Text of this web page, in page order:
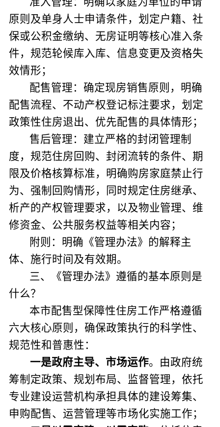
原则及单身人士申请条件，划定户籍、社
保或公积金缴纳、 无房证明等核心准入条
件，规范轮候库入库、信息变更及资格失
效情形；
配售管理：确定现房销售原则，明确
配售流程、不动产权登记标注要求，划定
政策性住房退出、优先配售的具体情形；
售后管理：建立严格的封闭管理制
度，规范住房回购、封闭流转的条件、期
限及价格核算标准，明确购房家庭禁止行
为、强制回购情形，同时规定住房继承、
析产的产权管理要求，以及物业管理、维
修资金、公共服务权益等相关内容；
附则：明确《管理办法》的解释主
体、施行时间及有效期。
三、《管理办法》遵循的基本原则 是
什么？
本市配售型保障性住房工作严格遵循
六大核心原则，确保政策执行的科学性、
规范性和普惠性：
一是政府主导、市场运作。 由政府统
筹制定政策、规划布局、监督管理，依托
专业建设运营机构承担具体的建设筹集、
申购配售、运营管理等市场化实施工作；